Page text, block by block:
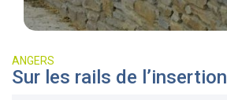
ANGERS
Sur les rails de l’insertion